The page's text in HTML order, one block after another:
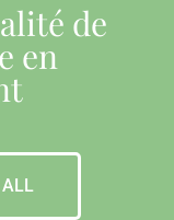
de
en
ALL